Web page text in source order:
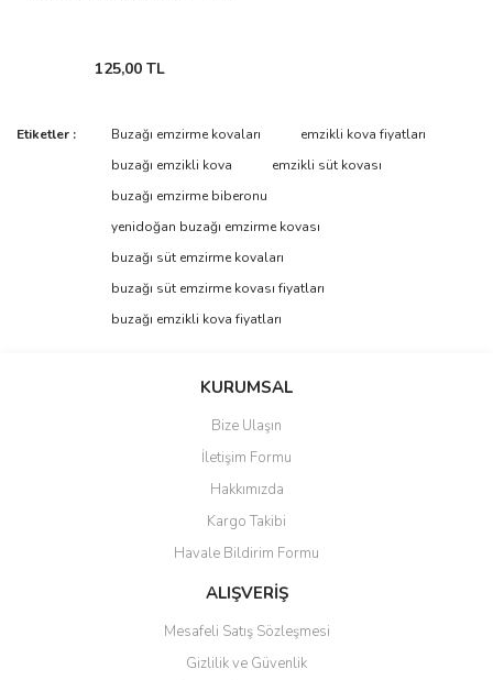
125,00 TL
Etiketler : Buzağı emzirme kovaları
emzikli kova fiyatları
buzağı emzikli kova
emzikli süt kovası
buzağı emzirme biberonu
yenidoğan buzağı emzirme kovası
buzağı süt emzirme kovaları
buzağı süt emzirme kovası fiyatları
buzağı emzikli kova fiyatları
KURUMSAL
Bize Ulaşın
İletişim Formu
Hakkımızda
Kargo Takibi
Havale Bildirim Formu
ALIŞVERİŞ
Mesafeli Satış Sözleşmesi
Gizlilik ve Güvenlik